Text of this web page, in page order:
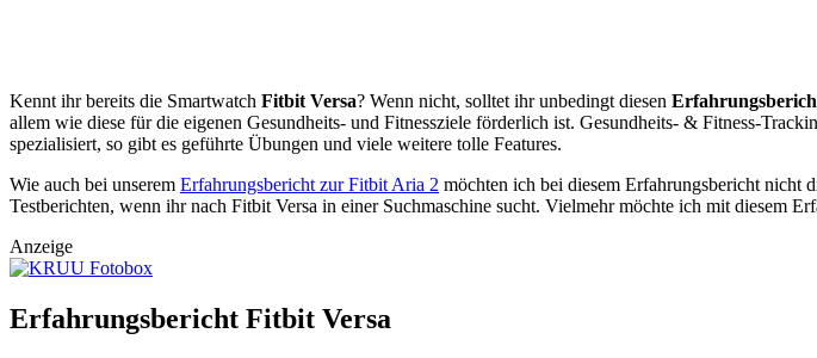
Kennt ihr bereits die Smartwatch Fitbit Versa? Wenn nicht, solltet ihr unbedingt diesen
allem wie diese für die eigenen Gesundheits- und Fitnessziele förderlich ist. Gesundheits- & Fitness-
spezialisiert, so gibt es geführte Übungen und viele weitere tolle Features.
Wie auch bei unserem Erfahrungsbericht zur Fitbit Aria 2 möchten ich bei diesem Erfahrungsbericht nicht
Testberichten, wenn ihr nach Fitbit Versa in einer Suchmaschine sucht. Vielmehr möchte ich mit diesem
Anzeige
Erfahrungsbericht Fitbit Versa